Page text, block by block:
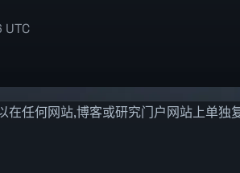
在任何网站,博客或研究门户网站上单独